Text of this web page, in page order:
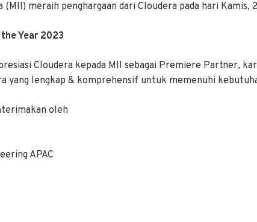
meraih penghargaan dari Cloudera pada hari Kamis,
Year 2023
Cloudera kepada MII sebagai Premiere Partner,
yang lengkap & komprehensif untuk memenuhi
oleh
APAC